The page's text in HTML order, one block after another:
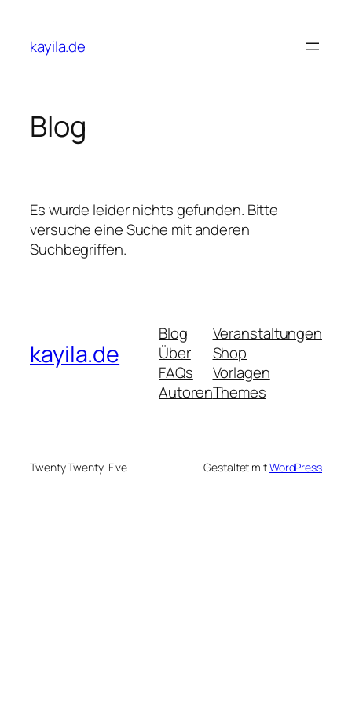
springen
kayila.de
Blog
Es wurde leider nichts gefunden. Bitte
versuche eine Suche mit anderen
Suchbegriffen.
kayila.de
Blog
Über
FAQs
Autoren
Veranstaltungen
Shop
Vorlagen
Themes
Twenty Twenty-Five Gestaltet mitWordPress